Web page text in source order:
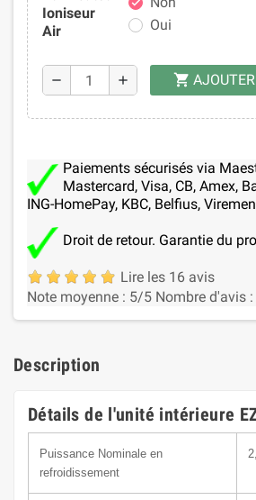
Ioniseur
Air
check
Oui
remove add shopping_cart
Paiements sécurisés via
Mastercard, Visa, CB, Amex,
ING-HomePay, KBC, Belfius,
Droit de retour. Garantie du
Lire les 16 avis
Note moyenne : 5/5 Nombre d'avis :
Description
Détails de l'unité intérieure
Puissance Nominale en
refroidissement